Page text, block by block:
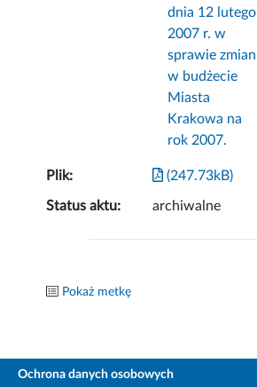
dnia 12 lutego
2007 r. w
sprawie zmian
w budżecie
Miasta
Krakowa na
rok 2007.
Plik: (247.73kB)
Status aktu: archiwalne
Pokaż metkę
Ochrona danych osobowych